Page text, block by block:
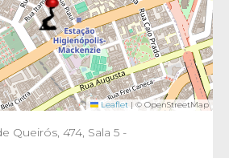
Leaflet | © OpenStreetMap
Queirós, 474, Sala 5 -